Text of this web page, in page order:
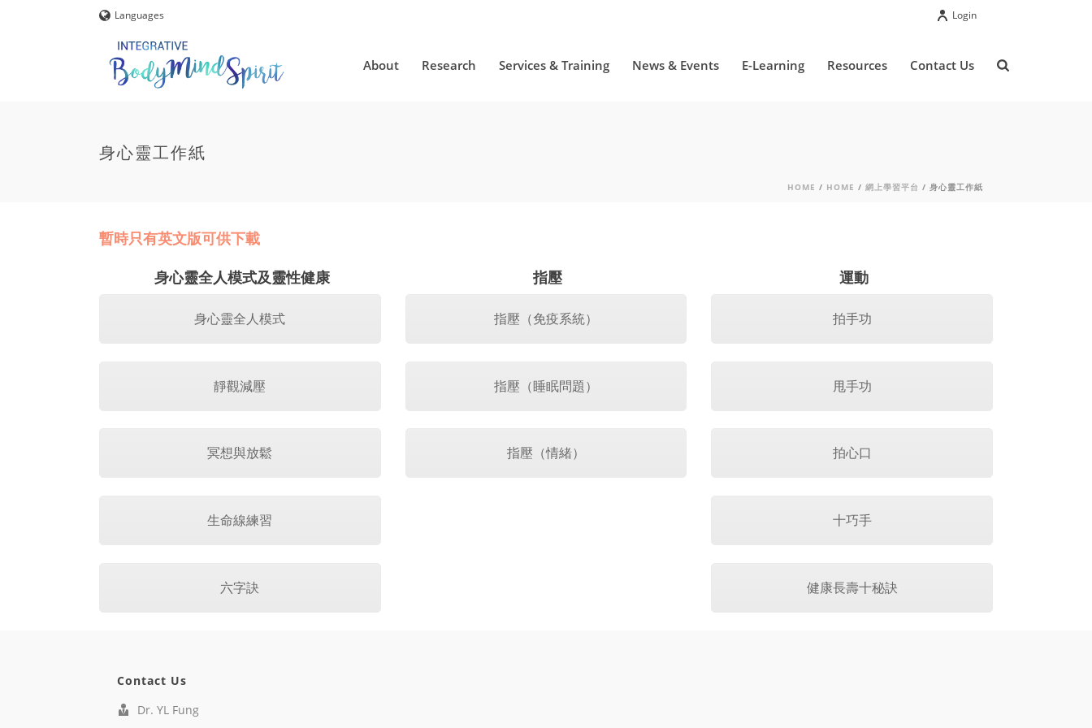
Languages Login
About Research Services & Training News & Events E-Learning Resources Contact Us
身心靈工作紙
HOME / HOME / 網上學習平台 / 身心靈工作紙
暫時只有英文版可供下載
身心靈全人模式及靈性健康
指壓 運動
身心靈全人模式 指壓（免疫系統） 拍手功
靜觀減壓 指壓（睡眠問題） 甩手功
冥想與放鬆 指壓（情緒） 拍心口
生命線練習 十巧手
六字訣 健康長壽十秘訣
Contact Us
Dr. YL Fung